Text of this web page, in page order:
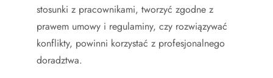
stosunki z pracownikami, tworzyć zgodne z
prawem umowy i regulaminy, czy rozwiązywać
konflikty, powinni korzystać z profesjonalnego
doradztwa.